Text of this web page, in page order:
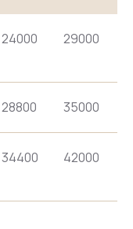
24000 29000
28800 35000
34400 42000